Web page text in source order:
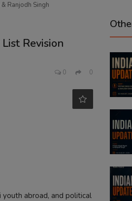
Ranjodh Singh
Revision
0 0
abroad, and political